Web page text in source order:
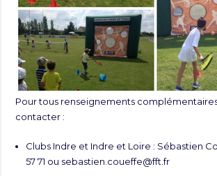
Pour tous renseignements
contacter :
Clubs Indre et Indre et Loire : Sébastien
57 71 ou sebastien.coueffe@fft.fr